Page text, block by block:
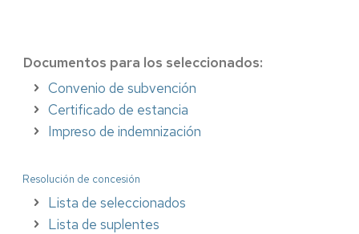
Documentos para los seleccionados:
Convenio de subvención
Certificado de estancia
Impreso de indemnización
Resolución de concesión
Lista de seleccionados
Lista de suplentes